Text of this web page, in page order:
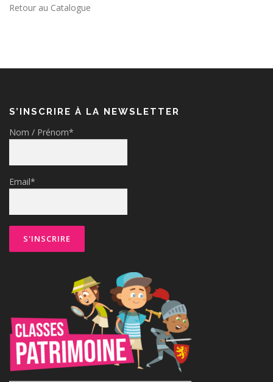
Retour au Catalogue
S’INSCRIRE À LA NEWSLETTER
Nom / Prénom*
Email*